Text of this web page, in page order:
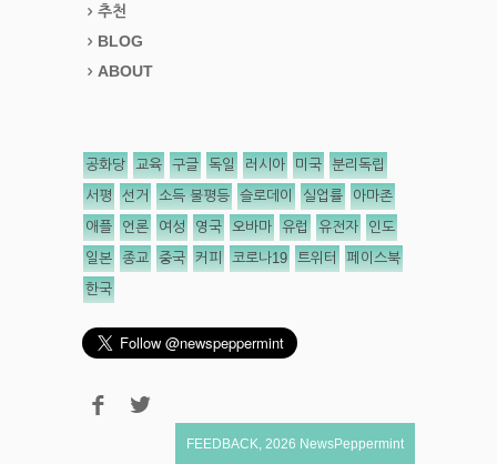
추천
BLOG
ABOUT
공화당 교육 구글 독일 러시아 미국 분리독립
서평 선거 소득 불평등 슬로데이 실업률 아마존
애플 언론 여성 영국 오바마 유럽 유전자 인도
일본 종교 중국 커피 코로나19 트위터 페이스북
한국
FEEDBACK 2026 NewsPeppermint